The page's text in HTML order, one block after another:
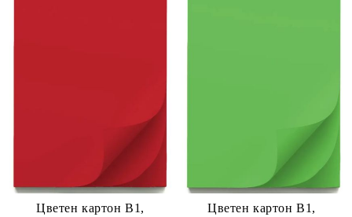
Цветен картон B1,
Цветен картон B1,